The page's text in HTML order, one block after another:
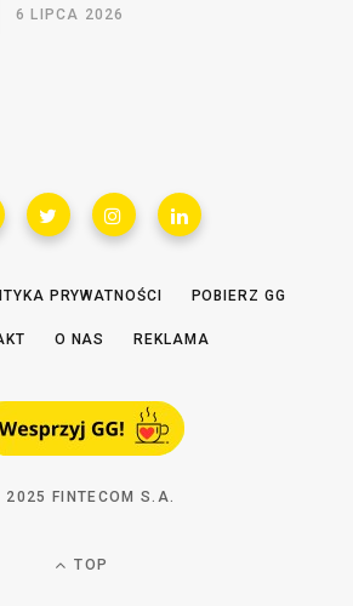
6 LIPCA 2026
PRYWATNOŚCI POBIERZ GG
O NAS REKLAMA
FINTECOM S.A.
TOP